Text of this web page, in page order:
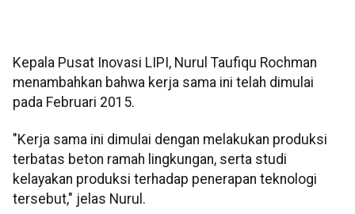
Kepala Pusat Inovasi LIPI, Nurul Taufiqu Rochman
menambahkan bahwa kerja sama ini telah dimulai
pada Februari 2015.
"Kerja sama ini dimulai dengan melakukan produksi
terbatas beton ramah lingkungan, serta studi
kelayakan produksi terhadap penerapan teknologi
tersebut," jelas Nurul.